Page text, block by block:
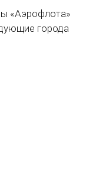
«Аэрофлота»
города